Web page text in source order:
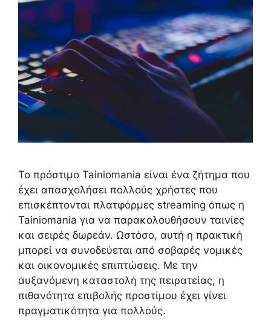
Το πρόστιμο Tainiomania είναι ένα ζήτημα που
έχει απασχολήσει πολλούς χρήστες που
επισκέπτονται πλατφόρμες streaming όπως η
Tainiomania για να παρακολουθήσουν ταινίες
και σειρές δωρεάν. Ωστόσο, αυτή η πρακτική
μπορεί να συνοδεύεται από σοβαρές νομικές
και οικονομικές επιπτώσεις. Με την
αυξανόμενη καταστολή της πειρατείας, η
πιθανότητα επιβολής προστίμου έχει γίνει
πραγματικότητα για πολλούς.